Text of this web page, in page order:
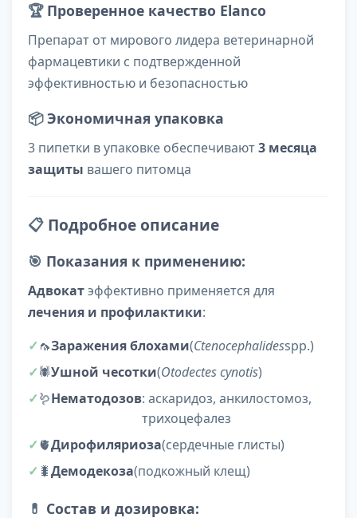
🏆 Проверенное качество Elanco
Препарат от мирового лидера ветеринарной
фармацевтики с подтвержденной
эффективностью и безопасностью
📦Экономичная упаковка
3 пипетки в упаковке обеспечивают3 месяца
защиты вашего питомца
📋 Подробное описание
🎯 Показания к применению:
Адвокатэффективно применяется для
лечения и профилактики:
🦟Заражения блохами(Ctenocephalidesspp.)
🕷️Ушной чесотки(Otodectes cynotis)
🪱Нематодозов: аскаридоз, анкилостомоз,
трихоцефалез
🫀Дирофиляриоза(сердечные глисты)
🐛Демодекоза(подкожный клещ)
💊 Состав и дозировка: